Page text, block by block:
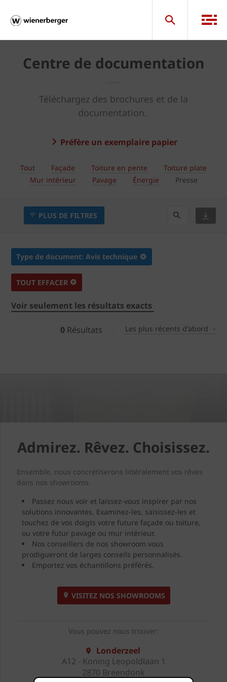
Centre de documentation
Téléchargez des brochures et de la
documentation.
Préfère un exemplaire papier
Tout Façade Toiture en pente
Toiture plate
Mur intérieur
Pavage Énergie Presse
PLUS DE FILTRES
Type de document: Avis technique
TOUT EFFACER
Voir seulement les résultats exacts
0 Résultats Les plus récents d'abord
Admirez. Rêvez. Choisissez.
Ensemble, nous concrétiserons littéralement vos rêves
dans nos showrooms.
Passez nous voir et laissez-vous inspirer par nos
solutions innovantes. Examinez-les, saisissez-les et
touchez de vos doigts votre future façade ou toiture,
ou votre futur pavage ou mur intérieur.
Nos conseillers de nos showroom vous
prodigueront de larges conseils personnalisés.
Emportez vos échantillons préférés.
VISITEZ NOS SHOWROOMS
Vous pouvez nous trouver:
Londerzeel
A12 - Koning Leopoldlaan 1
2870 Breendonk